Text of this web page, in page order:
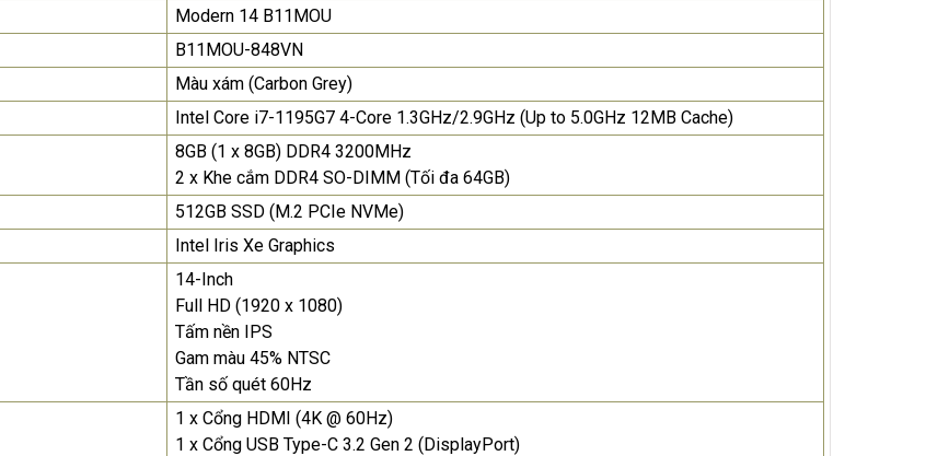
Màn Hình Máy Tính Lenovo
D19-10 18.5"...
2.150.000₫
Màn Hình Quảng Cáo
SAMSUNG QB55R 55 I...
Liên hệ0283 9847 690
để nhận báo giá tốt
nhất
Màn Hình Quảng Cáo
Liên hệ0283 9847 690
để nhận báo giá tốt
nhất
Modern 14 B11MOU
B11MOU-848VN
Màu xám (Carbon Grey)
Intel Core i7-1195G7 4-Core 1.3GHz/2.9GHz (Up to 5.0GHz 12MB Cache)
8GB (1 x 8GB) DDR4 3200MHz
2 x Khe cắm DDR4 SO-DIMM (Tối đa 64GB)
512GB SSD (M.2 PCIe NVMe)
Intel Iris Xe Graphics
14-Inch
Full HD (1920 x 1080)
Tấm nền IPS
Gam màu 45% NTSC
Tần số quét 60Hz
1 x Cổng HDMI (4K @ 60Hz)
1 x Cổng USB Type-C 3.2 Gen 2 (DisplayPort)